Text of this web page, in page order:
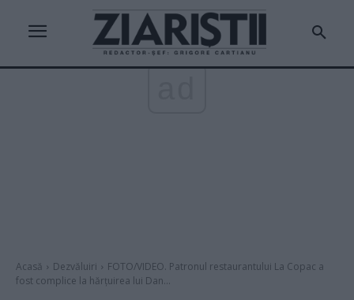
Acasă Dezvăluiri
FOTO/VIDEO. Patronul restaurantului La Copac a
fost complice la hărțuirea lui Dan...